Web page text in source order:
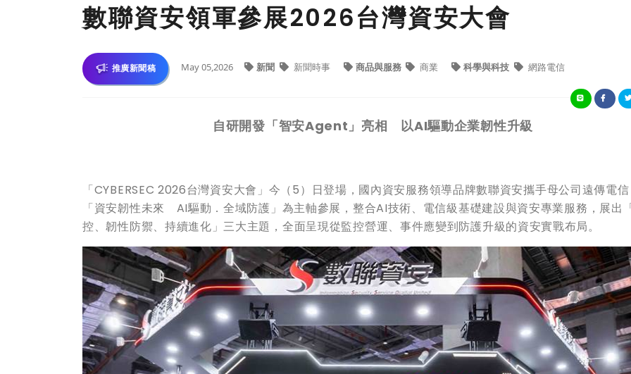
數聯資安領軍參展2026台灣資安大會
推廣新聞稿 May 05,2026 新聞 新聞時事 商品與服務 商業 科學與科技 網路電信
自研開發「智安Agent」亮相 以AI驅動企業韌性升級
「CYBERSEC 2026台灣資安大會」今（5）日登場，國內資安服務領導品牌數聯資安攜手母公司遠傳電
「資安韌性未來 AI驅動．全域防護」為主軸參展，整合AI技術、電信級基礎建設與資安專業服務，展出
控、韌性防禦、持續進化」三大主題，全面呈現從監控營運、事件應變到防護升級的資安實戰布局。